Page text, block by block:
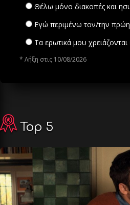
Θέλω μόνο διακοπές και
Εγώ περιμένω τον/την
Τα ερωτικά μου
* Λήξη στις 10/08/2026
Top 5